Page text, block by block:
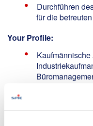
Durchführen
für die
Your Profile: